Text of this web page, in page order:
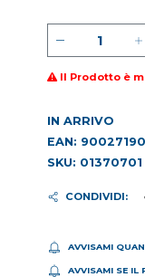
Il Prodotto è
IN ARRIVO
EAN:
SKU: 01370701
CONDIVIDI:
AVVISAMI
AVVISAMI SE IL